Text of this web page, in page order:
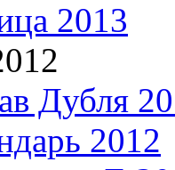
2013
Дубля
2012